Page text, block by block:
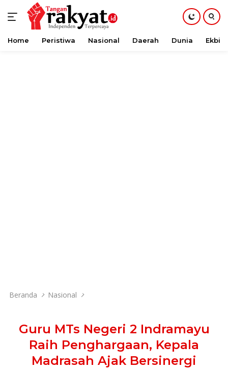
Langsung
Home Peristiwa Nasional Daerah Dunia Ekbis
Beranda Nasional
Guru MTs Negeri 2 Indramayu
Raih Penghargaan, Kepala
Madrasah Ajak Bersinergi